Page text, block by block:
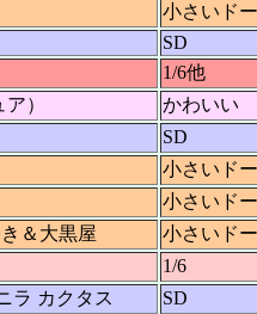
小さいド
SD
1/6他
）
かわいい
SD
小さいド
小さいド
＆大黒屋
小さいド
1/6
ラ カクタス
SD